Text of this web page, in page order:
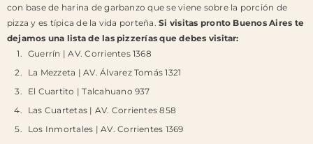
con base de harina de garbanzo que se viene sobre la porción de
pizza y es típica de la vida porteña. Si visitas pronto Buenos Aires te
dejamos una lista de las pizzerías que debes visitar:
Guerrín | AV. Corrientes 1368
La Mezzeta | AV. Álvarez Tomás 1321
El Cuartito | Talcahuano 937
Las Cuartetas | AV. Corrientes 858
Los Inmortales | AV. Corrientes 1369